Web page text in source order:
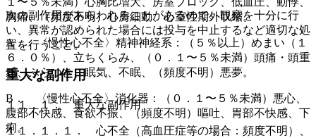
胸痛、（頻度不明）心房細動、心室性期外収縮。
A． 〈慢性心不全〉精神神経系：（５％以上）めまい（１
６．０％）、立ちくらみ、（０．１〜５％未満）頭痛・頭重
感、ふらつき、眠気、不眠、（頻度不明）悪夢。
B． 〈慢性心不全〉消化器：（０．１〜５％未満）悪心、
腹部不快感、食欲不振、（頻度不明）嘔吐、胃部不快感、下
痢。
次の副作用があらわれることがあるので、観察を十分に行
い、異常が認められた場合には投与を中止するなど適切な処
置を行うこと。
重大な副作用
１１．１． 重大な副作用
１１．１．１． 心不全（高血圧症等の場合：頻度不明）、